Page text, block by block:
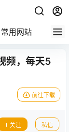
常用网站
频，每天5
前往下载
关注 私信